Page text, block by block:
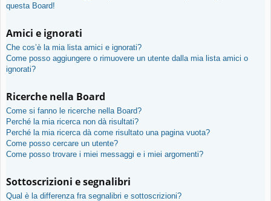
questa Board!
Amici e ignorati
Che cos’è la mia lista amici e ignorati?
Come posso aggiungere o rimuovere un utente dalla mia lista amici o
ignorati?
Ricerche nella Board
Come si fanno le ricerche nella Board?
Perché la mia ricerca non dà risultati?
Perché la mia ricerca dà come risultato una pagina vuota?
Come posso cercare un utente?
Come posso trovare i miei messaggi e i miei argomenti?
Sottoscrizioni e segnalibri
Qual è la differenza fra segnalibri e sottoscrizioni?